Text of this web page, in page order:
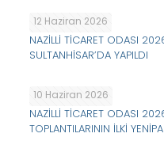
12 Haziran 2026
NAZİLLİ TİCARET ODASI
SULTANHİSAR’DA YAPILDI
10 Haziran 2026
NAZİLLİ TİCARET ODASI
TOPLANTILARININ İLKİ